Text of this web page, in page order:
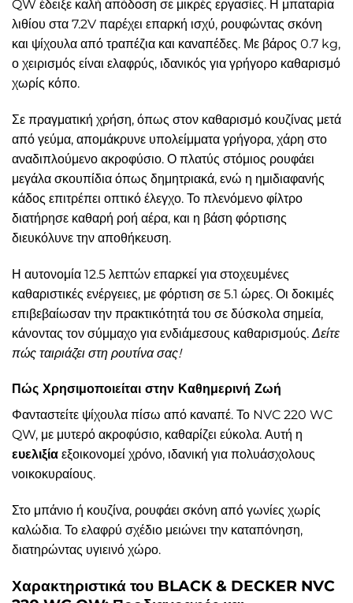
QW έδειξε καλή απόδοση σε μικρές εργασίες. Η μπαταρία
λιθίου στα 7.2V παρέχει επαρκή ισχύ, ρουφώντας σκόνη
και ψίχουλα από τραπέζια και καναπέδες. Με βάρος 0.7 kg,
ο χειρισμός είναι ελαφρύς, ιδανικός για γρήγορο καθαρισμό
χωρίς κόπο.
Σε πραγματική χρήση, όπως στον καθαρισμό κουζίνας μετά
από γεύμα, απομάκρυνε υπολείμματα γρήγορα, χάρη στο
αναδιπλούμενο ακροφύσιο. Ο πλατύς στόμιος ρουφάει
μεγάλα σκουπίδια όπως δημητριακά, ενώ η ημιδιαφανής
κάδος επιτρέπει οπτικό έλεγχο. Το πλενόμενο φίλτρο
διατήρησε καθαρή ροή αέρα, και η βάση φόρτισης
διευκόλυνε την αποθήκευση.
Η αυτονομία 12.5 λεπτών επαρκεί για στοχευμένες
καθαριστικές ενέργειες, με φόρτιση σε 5.1 ώρες. Οι δοκιμές
επιβεβαίωσαν την πρακτικότητά του σε δύσκολα σημεία,
κάνοντας τον σύμμαχο για ενδιάμεσους καθαρισμούς. Δείτε
πώς ταιριάζει στη ρουτίνα σας!
Πώς Χρησιμοποιείται στην Καθημερινή Ζωή
Φανταστείτε ψίχουλα πίσω από καναπέ. Το NVC 220 WC
QW, με μυτερό ακροφύσιο, καθαρίζει εύκολα. Αυτή η
ευελιξία εξοικονομεί χρόνο, ιδανική για πολυάσχολους
νοικοκυραίους.
Στο μπάνιο ή κουζίνα, ρουφάει σκόνη από γωνίες χωρίς
καλώδια. Το ελαφρύ σχέδιο μειώνει την καταπόνηση,
διατηρώντας υγιεινό χώρο.
Χαρακτηριστικά του BLACK & DECKER NVC